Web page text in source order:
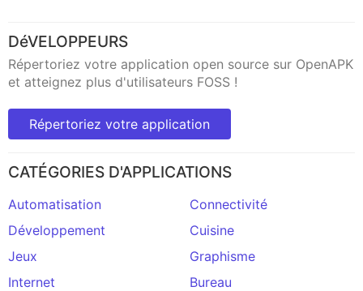
DéVELOPPEURS
Répertoriez votre application open source sur OpenAPK
et atteignez plus d'utilisateurs FOSS !
Répertoriez votre application
CATÉGORIES D'APPLICATIONS
Automatisation
Connectivité
Développement
Cuisine
Jeux
Graphisme
Internet
Bureau